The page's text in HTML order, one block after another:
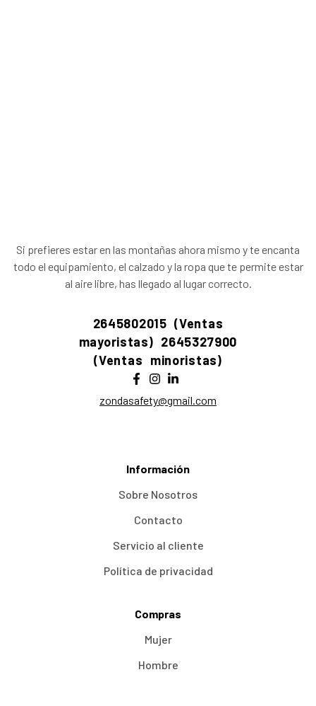
Si prefieres estar en las montañas ahora mismo y te encanta
todo el equipamiento, el calzado y la ropa que te permite estar
al aire libre, has llegado al lugar correcto.
2645802015 (Ventas
mayoristas) 2645327900
(Ventas minoristas)
zondasafety@gmail.com
Información
Sobre Nosotros
Contacto
Servicio al cliente
Política de privacidad
Compras
Mujer
Hombre